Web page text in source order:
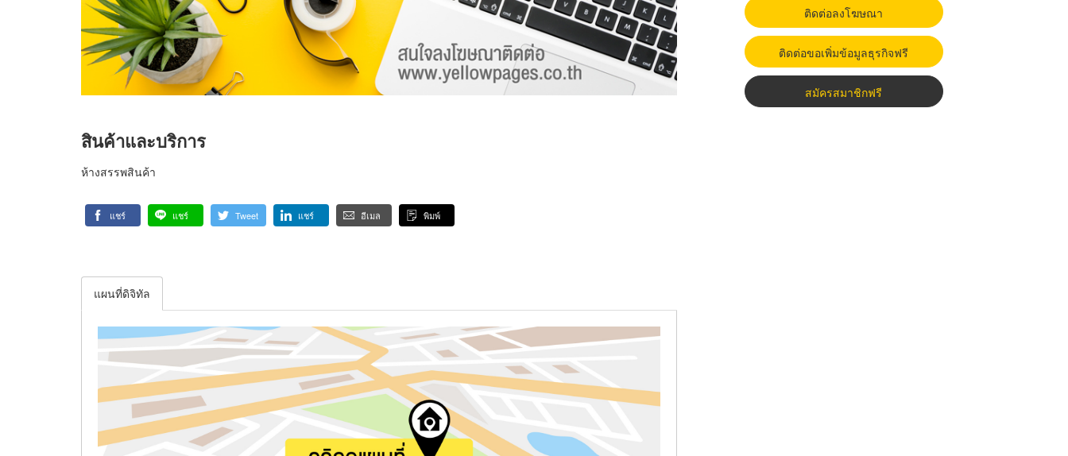
สินค้าและบริการ
ห้างสรรพสินค้า
แชร์ แชร์ Tweet แชร์ อีเมล พิมพ์
แผนที่ดิจิทัล
ติดต่อลงโฆษณา
ติดต่อขอเพิ่มข้อมูลธุรกิจฟรี
สมัครสมาชิกฟรี